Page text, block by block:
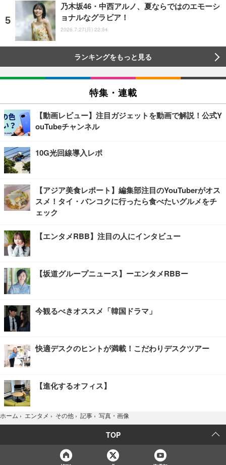
乃木坂46・中西アルノ、夏ならではのエモーシ
ョナルなグラビア！
2026.7.27(月) 22:54
ランキングをもっと見る
特集・連載
【動画レビュー】注目ガジェットを動画で解説！公式Y
ouTubeチャンネル
10G光回線導入レポ
【アジア美食レポート】編集部注目のYouTuberがオス
スメ！タイ・バンコクに行ったら食べたいグルメをチ
ェック
【エンタメRBB】注目の人にインタビュー
【坂道グループニュース】ーエンタメRBBー
今観るべきオススメ「韓国ドラマ」
快適デスクのヒントが満載！こだわりデスクツアー
【進化するオフィス】
ホーム › エンタメ › その他 › 記事 › 写真・画像
TOP